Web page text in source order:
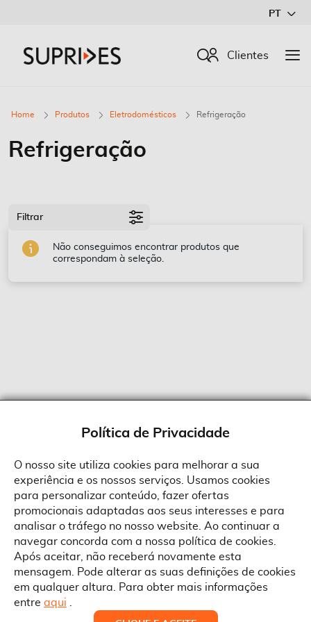
Conteúdo
PT
Procurar
Clientes
Home Produtos Eletrodomésticos Refrigeração
Refrigeração
Não conseguimos encontrar produtos que
correspondam à seleção.
Filtrar
Política de Privacidade
O nosso site utiliza cookies para melhorar a sua
experiência e os nossos serviços. Usamos cookies
para personalizar conteúdo, fazer ofertas
promocionais adaptadas aos seus interesses e para
analisar o tráfego no nosso website. Ao continuar a
navegar concorda com a nossa política de cookies.
Após aceitar, não receberá novamente esta
mensagem. Pode alterar as suas definições de cookies
em qualquer altura. Para obter mais informações
entre aqui
Sobre a Suprides
Quem Somos
Informações
Termos e Condições
Condições Gerais de Venda
Serviço Pós-Venda
Pedido RMA
Contactos
Morada
Rua Gonçalves Zarco, 1837
Copyright © Suprides 2026 - Powered by Toogas with
Política de Cookies
Ao aceitar a política de cookies da Suprides deverá ter em consideração
que a utilização de cookies possibilita a personalização da utilização e a
apresentação de serviços e ofertas adaptadas ao seu interesses. Pode
alterar as suas definições de cookies a qualquer altura.